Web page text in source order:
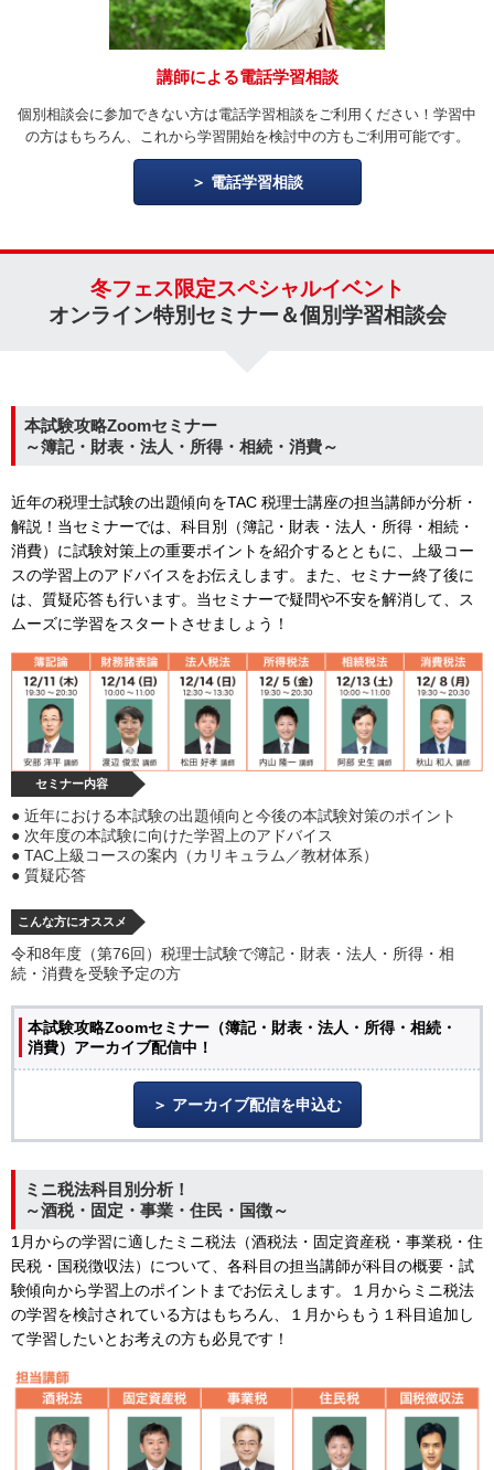
講師による電話学習相談
個別相談会に参加できない方は電話学習相談をご利用ください！学習中
の方はもちろん、これから学習開始を検討中の方もご利用可能です。
電話学習相談
冬フェス限定スペシャルイベント
オンライン特別セミナー＆個別学習相談会
本試験攻略Zoomセミナー
～簿記・財表・法人・所得・相続・消費～
近年の税理士試験の出題傾向をTAC 税理士講座の担当講師が分析・
解説！当セミナーでは、科目別（簿記・財表・法人・所得・相続・
消費）に試験対策上の重要ポイントを紹介するとともに、上級コー
スの学習上のアドバイスをお伝えします。また、セミナー終了後に
は、質疑応答も行います。当セミナーで疑問や不安を解消して、ス
ムーズに学習をスタートさせましょう！
セミナー内容
● 近年における本試験の出題傾向と今後の本試験対策のポイント
● 次年度の本試験に向けた学習上のアドバイス
● TAC上級コースの案内（カリキュラム／教材体系）
● 質疑応答
こんな方にオススメ
令和8年度（第76回）税理士試験で簿記・財表・法人・所得・相
続・消費を受験予定の方
本試験攻略Zoomセミナー（簿記・財表・法人・所得・相続・
消費）アーカイブ配信中！
アーカイブ配信を申込む
ミニ税法科目別分析！
～酒税・固定・事業・住民・国徴～
1月からの学習に適したミニ税法（酒税法・固定資産税・事業税・住
民税・国税徴収法）について、各科目の担当講師が科目の概要・試
験傾向から学習上のポイントまでお伝えします。１月からミニ税法
の学習を検討されている方はもちろん、１月からもう１科目追加し
て学習したいとお考えの方も必見です！